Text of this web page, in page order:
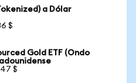
a Dólar
$
Gold ETF (Ondo
$